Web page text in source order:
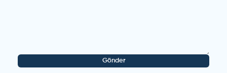
araç geldi mi bayilerde var mı
Gönder